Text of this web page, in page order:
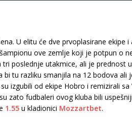
U elitu će dve prvoplasirane ekipe
ove zemlje koji je potpun o
poslednje utakmice, ali je prednost
tu razliku smanjila na 12 bodova ali
izgubili od ekipe Hobro i remizirali sa
zato fudbaleri ovog kluba bili
1.55 u kladionici Mozzartbet.